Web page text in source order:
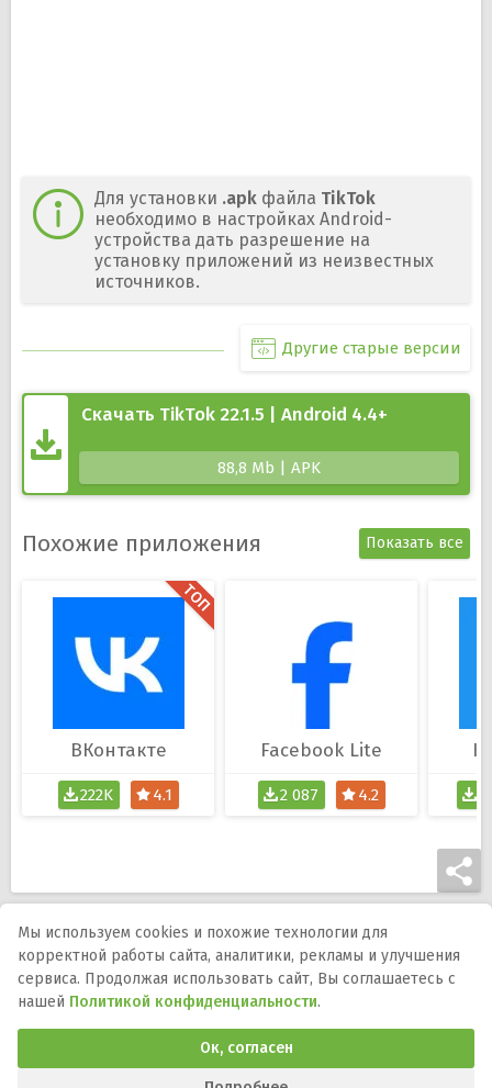
Для установки .apk файла TikTok
необходимо в настройках Android-
устройства дать разрешение на
установку приложений из неизвестных
источников.
Другие старые версии
Скачать TikTok 22.1.5 | Android 4.4+
88,8 Mb | APK
Похожие приложения Показать все
ВКонтакте
222K 4.1
Facebook Lite
2 087 4.2
Мы в соцсетях:
DMCA Правообладателям
Политика
конфиденциальности
Обратная связь
Программы и игры для телефона, планшета и ТВ на Андроид.
APK-файлы, описания, версии, обновления и загрузка.
Мы используем cookies и похожие технологии для
корректной работы сайта, аналитики, рекламы и улучшения
сервиса. Продолжая использовать сайт, Вы соглашаетесь с
нашей Политикой конфиденциальности.
Ок, согласен